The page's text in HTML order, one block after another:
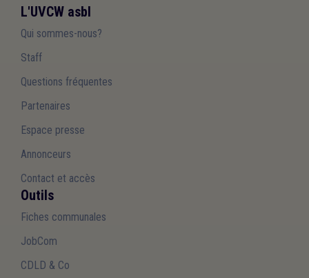
L'UVCW asbl
Qui sommes-nous?
Staff
Questions fréquentes
Partenaires
Espace presse
Annonceurs
Contact et accès
Outils
Fiches communales
JobCom
CDLD & Co